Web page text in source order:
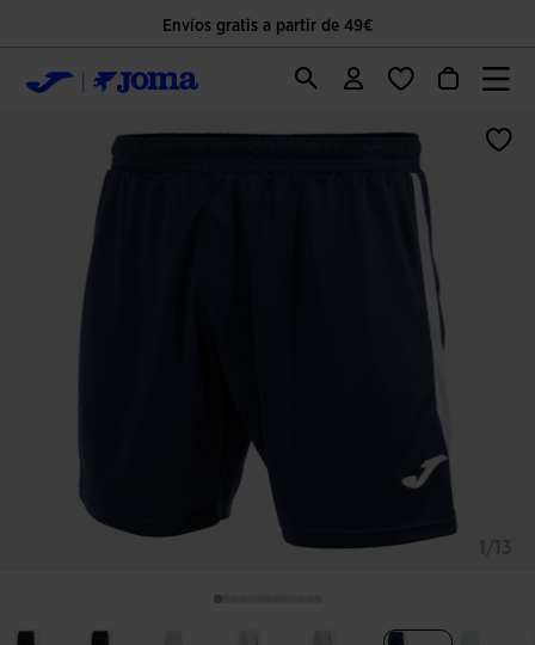
Envíos gratis a partir de 49€